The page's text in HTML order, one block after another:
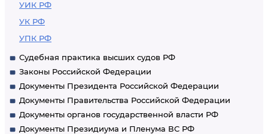
УИК РФ
УК РФ
УПК РФ
Судебная практика высших судов РФ
Законы Российской Федерации
Документы Президента Российской Федерации
Документы Правительства Российской Федерации
Документы органов государственной власти РФ
Документы Президиума и Пленума ВС РФ